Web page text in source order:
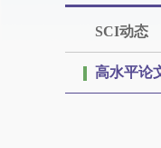
SCI动态
高水平论